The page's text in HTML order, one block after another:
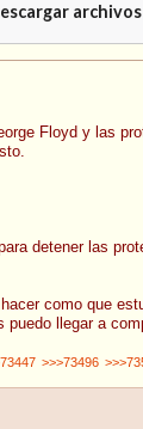
Floyd y las
detener las
como que
llegar a
>>>73496